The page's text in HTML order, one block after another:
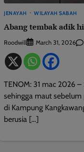
JENAYAH WILAYAH SABAH
Abang tembak adik
Roodwill March 31, 2026
TENOM: 31 mac 2026
sehingga maut
di Kampung
berusia […]